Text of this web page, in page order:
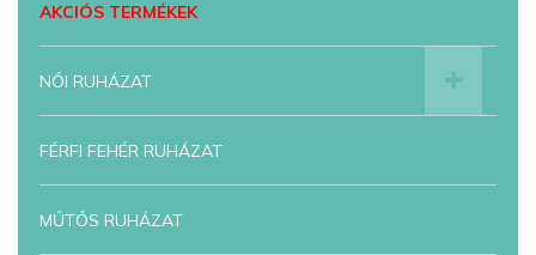
AKCIÓS TERMÉKEK
NŐI RUHÁZAT
FÉRFI FEHÉR RUHÁZAT
MŰTŐS RUHÁZAT